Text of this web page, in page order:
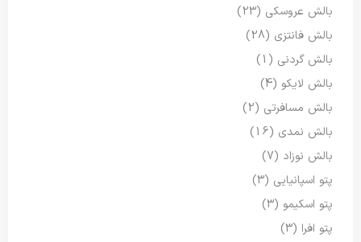
بالش عروسکی (23)
بالش فانتزی (28)
بالش گردنی (1)
بالش لایکو (4)
بالش مسافرتی (2)
بالش نمدی (16)
بالش نوزاد (7)
پتو اسپانیایی (3)
پتو اسکیمو (3)
پتو افرا (3)